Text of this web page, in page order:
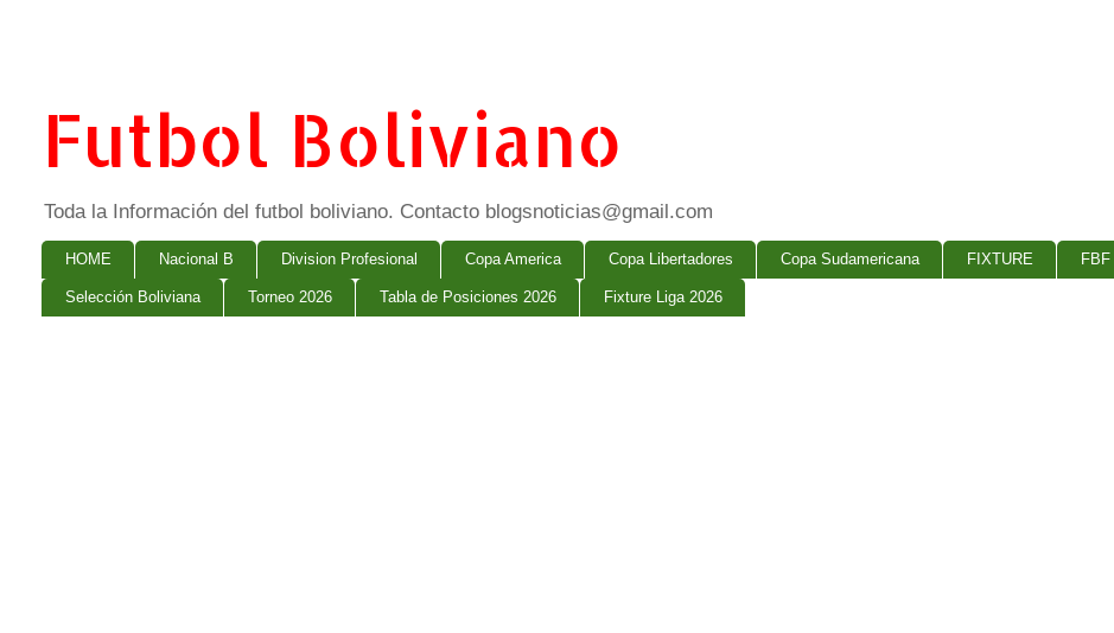
Futbol Boliviano
Toda la Información del futbol boliviano. Contacto blogsnoticias@gmail.com
HOME Nacional B Division Profesional Copa America Copa Libertadores Copa Sudamericana FIXTURE FBF
Selección Boliviana Torneo 2026 Tabla de Posiciones 2026 Fixture Liga 2026